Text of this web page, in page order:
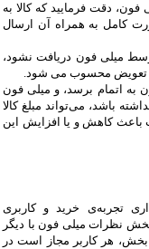
تضمین تعویض 7 روزه میلی فون، دقت فرمایید که کالا به
کامل به همراه آن ارسال
میلی فون دریافت نشود،
تعویض محسوب می شود.
به اتمام برسد، و میلی فون
باشد، می‌تواند مبلغ کالا
باعث کاهش و یا افزایش این
تجربه‌ی خرید و کاربری
نظرات میلی فون با دیگر
هر کاربر مجاز است در